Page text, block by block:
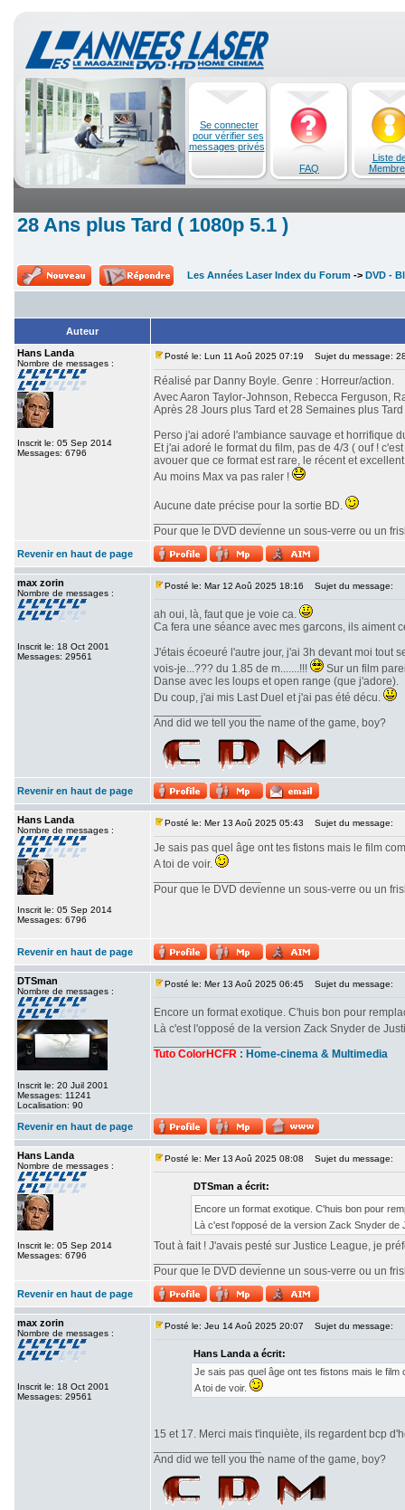
Se connecter
pour vérifier ses
messages privés
FAQ
Liste
28 Ans plus Tard ( 1080p 5.1 )
Les Années Laser Index du Forum -> DVD -
Auteur
Hans Landa
Nombre de messages :
Inscrit le: 05 Sep 2014
Messages: 6796
Posté le: Lun 11 Aoû 2025 07:19 Sujet du message:
Réalisé par Danny Boyle. Genre : Horreur/action.
Avec Aaron Taylor-Johnson, Rebecca Ferguson,
Après 28 Jours plus Tard et 28 Semaines plus
Perso j'ai adoré l'ambiance sauvage et horrifique
Et j'ai adoré le format du film, pas de 4/3 ( ouf !
avouer que ce format est rare, le récent et
Au moins Max va pas raler !
Aucune date précise pour la sortie BD.
Pour que le DVD devienne un sous-verre ou un
Revenir en haut de page
max zorin
Nombre de messages :
Inscrit le: 18 Oct 2001
Messages: 29561
Posté le: Mar 12 Aoû 2025 18:16 Sujet du message:
ah oui, là, faut que je voie ca.
Ca fera une séance avec mes garcons, ils aiment
J'étais écoeuré l'autre jour, j'ai 3h devant moi tout
vois-je...??? du 1.85 de m.......!!!
Sur un film
Danse avec les loups et open range (que j'adore).
Du coup, j'ai mis Last Duel et j'ai pas été décu.
And did we tell you the name of the game, boy?
Revenir en haut de page
Hans Landa
Nombre de messages :
Inscrit le: 05 Sep 2014
Messages: 6796
Posté le: Mer 13 Aoû 2025 05:43 Sujet du message:
Je sais pas quel âge ont tes fistons mais le film
A toi de voir.
Pour que le DVD devienne un sous-verre ou un
Revenir en haut de page
DTSman
Nombre de messages :
Inscrit le: 20 Juil 2001
Messages: 11241
Localisation: 90
Posté le: Mer 13 Aoû 2025 06:45 Sujet du message:
Encore un format exotique. C'huis bon pour
Là c'est l'opposé de la version Zack Snyder de
Tuto ColorHCFR : Home-cinema & Multimedia
Revenir en haut de page
Hans Landa
Nombre de messages :
Inscrit le: 05 Sep 2014
Messages: 6796
Posté le: Mer 13 Aoû 2025 08:08 Sujet du message:
DTSman a écrit:
Encore un format exotique. C'huis bon pour
Là c'est l'opposé de la version Zack Snyder de
Tout à fait ! J'avais pesté sur Justice League, je
Pour que le DVD devienne un sous-verre ou un
Revenir en haut de page
max zorin
Nombre de messages :
Inscrit le: 18 Oct 2001
Messages: 29561
Posté le: Jeu 14 Aoû 2025 20:07 Sujet du message:
Hans Landa a écrit:
Je sais pas quel âge ont tes fistons mais le
A toi de voir.
15 et 17. Merci mais t'inquiète, ils regardent bcp
And did we tell you the name of the game, boy?